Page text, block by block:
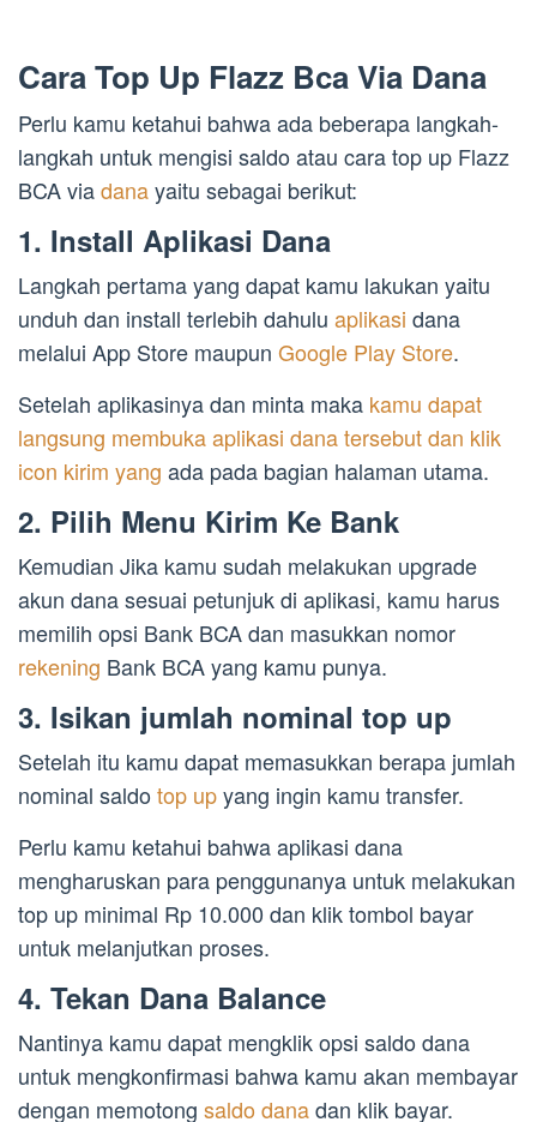
Cara Top Up Flazz Bca Via Dana
Perlu kamu ketahui bahwa ada beberapa langkah-
langkah untuk mengisi saldo atau cara top up Flazz
BCA viadanayaitu sebagai berikut:
1. Install Aplikasi Dana
Langkah pertama yang dapat kamu lakukan yaitu
unduh dan install terlebih dahulu aplikasi dana
melalui App Store maupun Google Play Store.
Setelah aplikasinya dan minta maka kamu dapat
langsung membuka aplikasi dana tersebut dan klik
icon kirim yang ada pada bagian halaman utama.
2. Pilih Menu Kirim Ke Bank
Kemudian Jika kamu sudah melakukan upgrade
akun dana sesuai petunjuk di aplikasi, kamu harus
memilih opsi Bank BCA dan masukkan nomor
rekening Bank BCA yang kamu punya.
3. Isikan jumlah nominal top up
Setelah itu kamu dapat memasukkan berapa jumlah
nominal saldotop upyang ingin kamu transfer.
Perlu kamu ketahui bahwa aplikasi dana
mengharuskan para penggunanya untuk melakukan
top up minimal Rp 10.000 dan klik tombol bayar
untuk melanjutkan proses.
4. Tekan Dana Balance
Nantinya kamu dapat mengklik opsi saldo dana
untuk mengkonfirmasi bahwa kamu akan membayar
dengan memotong saldo danadan klik bayar.